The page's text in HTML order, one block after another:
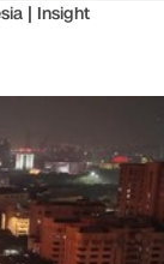
| Insight